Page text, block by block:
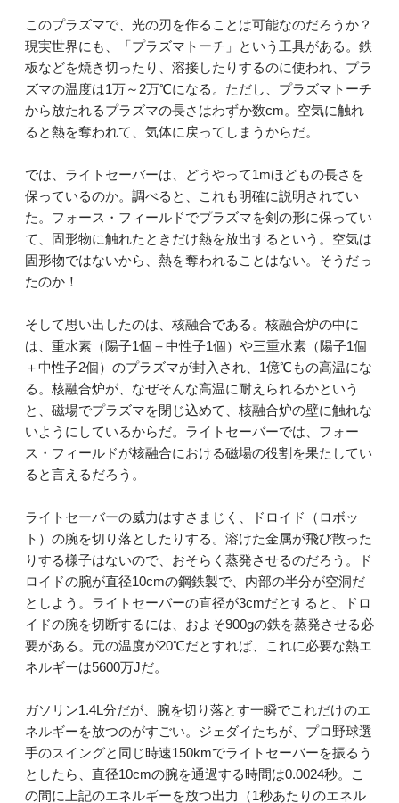
このプラズマで、光の刃を作ることは可能なのだろうか？
現実世界にも、「プラズマトーチ」という工具がある。鉄
板などを焼き切ったり、溶接したりするのに使われ、プラ
ズマの温度は1万～2万℃になる。ただし、プラズマトーチ
から放たれるプラズマの長さはわずか数cm。空気に触れ
ると熱を奪われて、気体に戻ってしまうからだ。
では、ライトセーバーは、どうやって1mほどもの長さを
保っているのか。調べると、これも明確に説明されてい
た。フォース・フィールドでプラズマを剣の形に保ってい
て、固形物に触れたときだけ熱を放出するという。空気は
固形物ではないから、熱を奪われることはない。そうだっ
たのか！
そして思い出したのは、核融合である。核融合炉の中に
は、重水素（陽子1個＋中性子1個）や三重水素（陽子1個
＋中性子2個）のプラズマが封入され、1億℃もの高温にな
る。核融合炉が、なぜそんな高温に耐えられるかという
と、磁場でプラズマを閉じ込めて、核融合炉の壁に触れな
いようにしているからだ。ライトセーバーでは、フォー
ス・フィールドが核融合における磁場の役割を果たしてい
ると言えるだろう。
ライトセーバーの威力はすさまじく、ドロイド（ロボッ
ト）の腕を切り落としたりする。溶けた金属が飛び散った
りする様子はないので、おそらく蒸発させるのだろう。ド
ロイドの腕が直径10cmの鋼鉄製で、内部の半分が空洞だ
としよう。ライトセーバーの直径が3cmだとすると、ドロ
イドの腕を切断するには、およそ900gの鉄を蒸発させる必
要がある。元の温度が20℃だとすれば、これに必要な熱エ
ネルギーは5600万Jだ。
ガソリン1.4L分だが、腕を切り落とす一瞬でこれだけのエ
ネルギーを放つのがすごい。ジェダイたちが、プロ野球選
手のスイングと同じ時速150kmでライトセーバーを振るう
としたら、直径10cmの腕を通過する時間は0.0024秒。こ
の間に上記のエネルギーを放つ出力（1秒あたりのエネル